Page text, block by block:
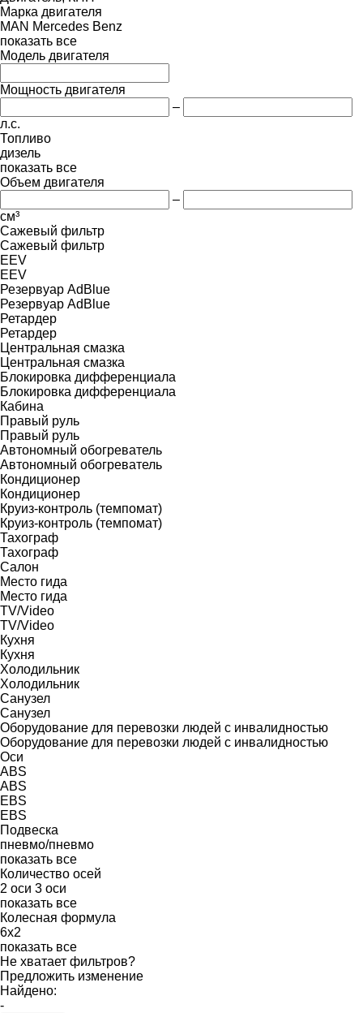
Марка двигателя
MAN Mercedes Benz
показать все
Модель двигателя
Мощность двигателя
–
л.с.
Топливо
дизель
показать все
Объем двигателя
–
см³
Сажевый фильтр
Сажевый фильтр
EEV
EEV
Резервуар AdBlue
Резервуар AdBlue
Ретардер
Ретардер
Центральная смазка
Центральная смазка
Блокировка дифференциала
Блокировка дифференциала
Кабина
Правый руль
Правый руль
Автономный обогреватель
Автономный обогреватель
Кондиционер
Кондиционер
Круиз-контроль (темпомат)
Круиз-контроль (темпомат)
Тахограф
Тахограф
Салон
Место гида
Место гида
TV/Video
TV/Video
Кухня
Кухня
Холодильник
Холодильник
Санузел
Санузел
Оборудование для перевозки людей с инвалидностью
Оборудование для перевозки людей с инвалидностью
Оси
ABS
ABS
EBS
EBS
Подвеска
пневмо/пневмо
показать все
Количество осей
2 оси 3 оси
показать все
Колесная формула
6x2
показать все
Не хватает фильтров?
Предложить изменение
Найдено:
-